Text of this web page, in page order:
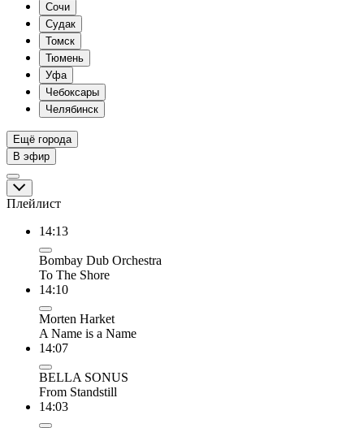
Сочи
Судак
Томск
Тюмень
Уфа
Чебоксары
Челябинск
Ещё города
В эфир
Плейлист
14:13
Bombay Dub Orchestra
To The Shore
14:10
Morten Harket
A Name is a Name
14:07
BELLA SONUS
From Standstill
14:03